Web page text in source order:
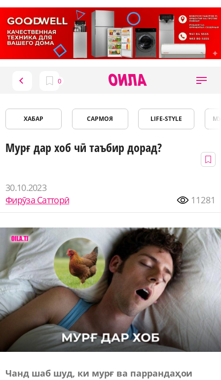
ХАБАР САРМОЯ LIFE-STYLE
Мурғ дар хоб чӣ таъбир дорад?
30.10.2023
Фирӯза Сатторӣ
11281
Чанд шаб шуд, ки мурғ ва паррандаҳои